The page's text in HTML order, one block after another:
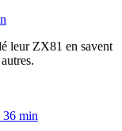
leur ZX81 en savent
36 min